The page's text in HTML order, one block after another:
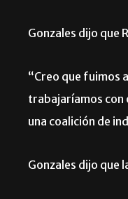
Gonzales dijo que
“Creo que fuimos
trabajaríamos con
una coalición de
Gonzales dijo que